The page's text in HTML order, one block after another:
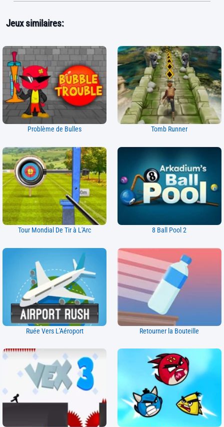
Jeux similaires:
Problème de Bulles Tomb Runner
Tour Mondial De Tir à L'Arc 8 Ball Pool 2
Ruée Vers L'Aéroport Retourner la Bouteille